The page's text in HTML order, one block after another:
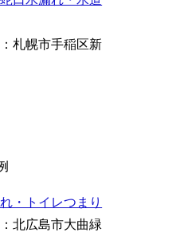
札幌市手稲区新
・トイレつまり
北広島市大曲緑